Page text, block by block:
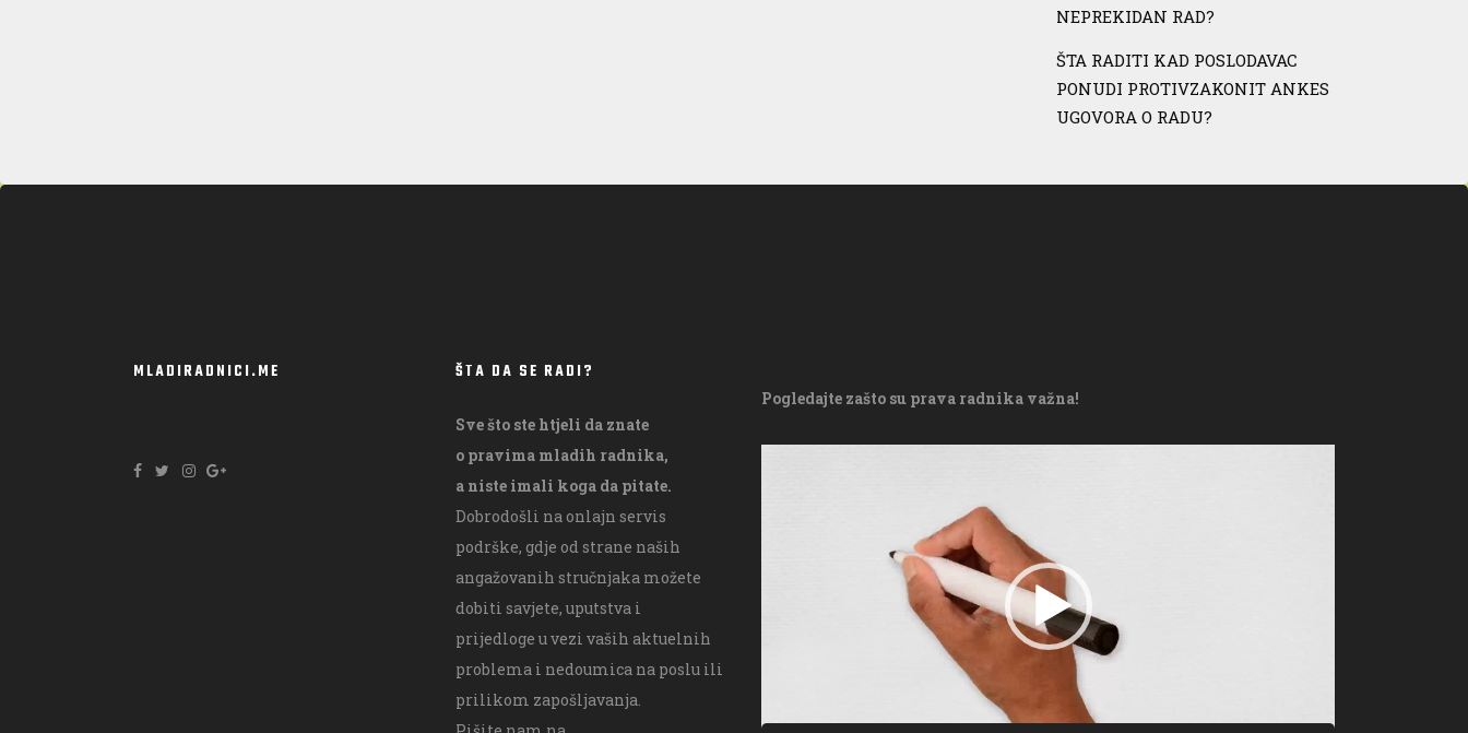
NEPREKIDAN RAD?
ŠTA RADITI KAD POSLODAVAC
PONUDI PROTIVZAKONIT ANKES
UGOVORA O RADU?
MLADIRADNICI.ME ŠTA DA SE RADI?
Sve što ste htjeli da znate
o pravima mladih radnika,
a niste imali koga da pitate.
Dobrodošli na onlajn servis
podrške, gdje od strane naših
angažovanih stručnjaka možete
dobiti savjete, uputstva i
prijedloge u vezi vaših aktuelnih
problema i nedoumica na poslu ili
prilikom zapošljavanja.
Pogledajte zašto su prava radnika važna!